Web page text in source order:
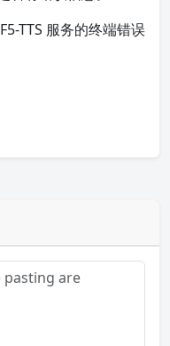
TTS 服务的终端错误